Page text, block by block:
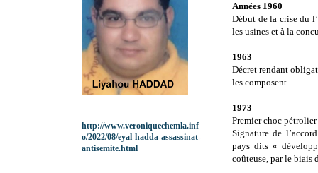
Années 1960
Début de la crise du
les usines et à la
1963
Décret rendant
les composent.
1973
Premier choc
Signature de
pays dits «
coûteuse, par le biais
http://www.veroniquechemla.inf
o/2022/08/eyal-hadda-assassinat-
antisemite.html